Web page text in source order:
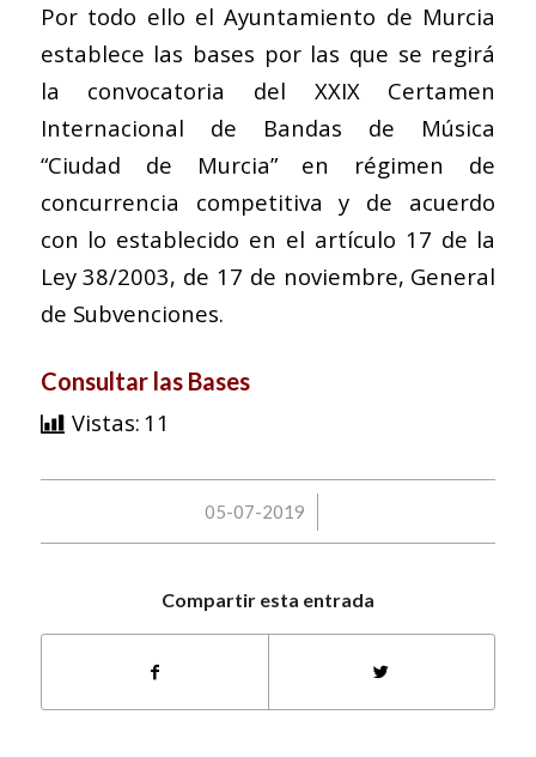
Por todo ello el Ayuntamiento de Murcia
establece las bases por las que se regirá
la convocatoria del XXIX Certamen
Internacional de Bandas de Música
“Ciudad de Murcia” en régimen de
concurrencia competitiva y de acuerdo
con lo establecido en el artículo 17 de la
Ley 38/2003, de 17 de noviembre, General
de Subvenciones.
Consultar las Bases
Vistas: 11
05-07-2019
/
Compartir esta entrada